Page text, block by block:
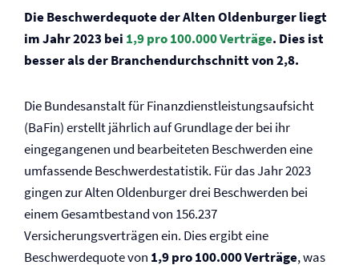
Die Beschwerdequote der Alten Oldenburger liegt
im Jahr 2023 bei 1,9 pro 100.000 Verträge. Dies ist
besser als der Branchendurchschnitt von 2,8.
Die Bundesanstalt für Finanzdienstleistungsaufsicht
(BaFin) erstellt jährlich auf Grundlage der bei ihr
eingegangenen und bearbeiteten Beschwerden eine
umfassende Beschwerdestatistik. Für das Jahr 2023
gingen zur Alten Oldenburger drei Beschwerden bei
einem Gesamtbestand von 156.237
Versicherungsverträgen ein. Dies ergibt eine
Beschwerdequote von 1,9 pro 100.000 Verträge, was